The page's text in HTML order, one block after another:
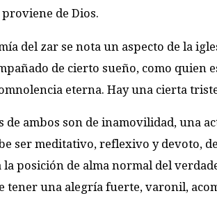
de Dios.
del zar se nota un aspecto de la
de cierto sueño, como
eterna. Hay una cierta
de ambos son de inamovilidad, una
ser meditativo, reflexivo y devoto,
la posición de alma normal del
tener una alegría fuerte, varonil,